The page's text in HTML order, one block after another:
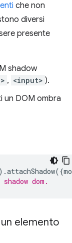
che non
diversi
presente
shadow
, <input> ).
un DOM ombra
).attachShadow({
dom.
elemento